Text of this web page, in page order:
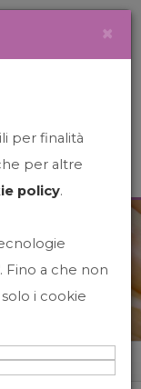
×
per finalità
per altre
policy.
Fino a che non
i cookie